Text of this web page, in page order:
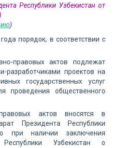
Республики Узбекистан от
)
)
порядок, в соответствии с
правовых актов подлежат
разработчиками проектов на
государственных услуг
проведения общественного
актов вносятся в
Президента Республики
при наличии заключения
Узбекистан о